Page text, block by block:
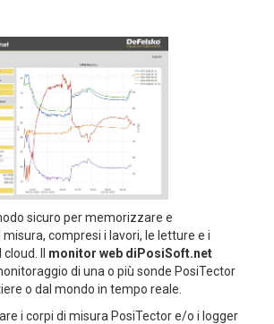
sicuro per memorizzare e
compresi i lavori, le letture e i
Il monitor web diPosiSoft.net
di una o più sonde PosiTector
o dal mondo in tempo reale.
i corpi di misura PosiTector e/o i logger